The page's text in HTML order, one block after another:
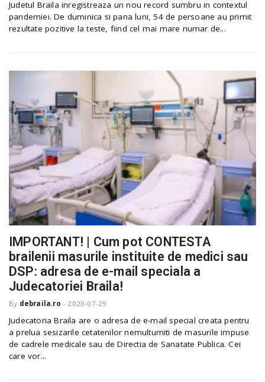
Judetul Braila inregistreaza un nou record sumbru in contextul
pandemiei. De duminica si pana luni, 54 de persoane au primit
rezultate pozitive la teste, fiind cel mai mare numar de...
IMPORTANT! | Cum pot CONTESTA
brailenii masurile instituite de medici sau
DSP: adresa de e-mail speciala a
Judecatoriei Braila!
By debraila.ro - 2020-07-29
Judecatoria Braila are o adresa de e-mail special creata pentru
a prelua sesizarile cetatenilor nemultumiti de masurile impuse
de cadrele medicale sau de Directia de Sanatate Publica. Cei
care vor...